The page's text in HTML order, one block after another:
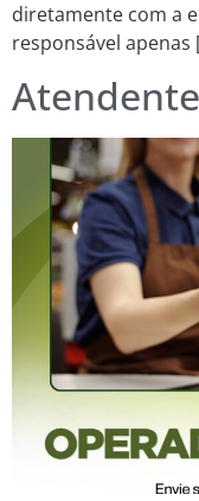
diretamente com a
responsável apenas